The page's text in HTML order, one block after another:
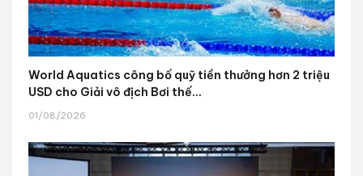
World Aquatics công bố quỹ tiền thưởng hơn 2 triệu
USD cho Giải vô địch Bơi thế...
01/08/2026